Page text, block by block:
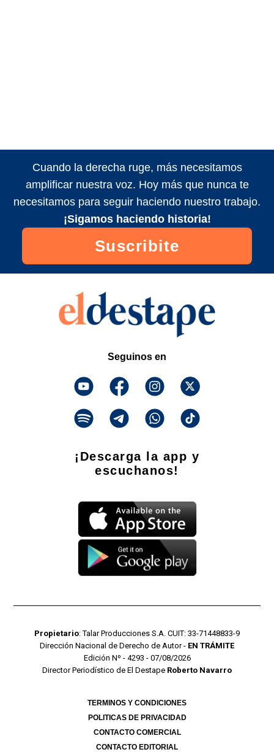
Cuando la derecha ruge, más necesitamos
amplificar nuestra voz. Hoy más que nunca te
necesitamos para seguir haciendo nuestro trabajo.
¡Sigamos haciendo historia!
Suscribite
Seguinos en
¡Descarga la app y
escuchanos!
Propietario: Talar Producciones S.A. CUIT: 33-71448833-9
Dirección Nacional de Derecho de Autor - EN TRÁMITE
Edición Nº - 4293 - 07/08/2026
Director Periodístico de El Destape Roberto Navarro
TERMINOS Y CONDICIONES
POLITICAS DE PRIVACIDAD
CONTACTO COMERCIAL
CONTACTO EDITORIAL